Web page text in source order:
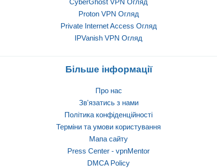
CyberGhost VPN Огляд
Proton VPN Огляд
Private Internet Access Огляд
IPVanish VPN Огляд
Більше інформації
Про нас
Зв'язатись з нами
Політика конфіденційності
Терміни та умови користування
Мапа сайту
Press Center - vpnMentor
DMCA Policy